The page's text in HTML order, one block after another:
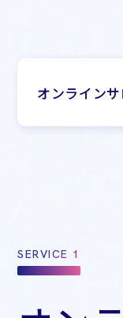
オンライン
SERVICE 1